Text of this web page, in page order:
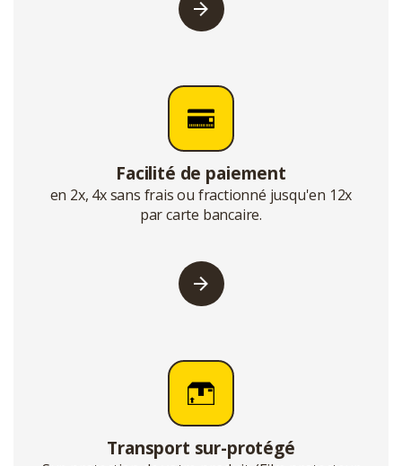
Facilité de paiement
en 2x, 4x sans frais ou fractionné jusqu'en 12x
par carte bancaire.
Transport sur-protégé